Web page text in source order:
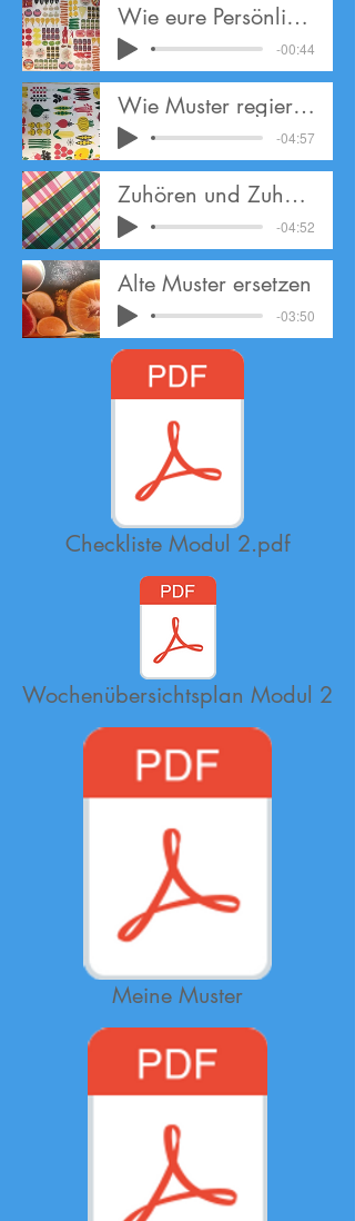
Wie eure Persönlichkeiten zusammen spielen
-00:44
Wie Muster regieren
-04:57
Zuhören und Zuhören und Hinsehen
-04:52
Alte Muster ersetzen
-03:50
Checkliste Modul 2.pdf
Wochenübersichtsplan Modul 2
Meine Muster